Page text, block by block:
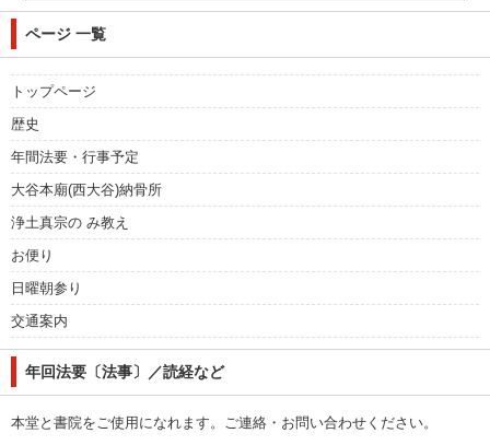
ページ 一覧
トップページ
歴史
年間法要・行事予定
大谷本廟(西大谷)納骨所
浄土真宗の み教え
お便り
日曜朝参り
交通案内
年回法要〔法事〕／読経など
本堂と書院をご使用になれます。ご連絡・お問い合わせください。